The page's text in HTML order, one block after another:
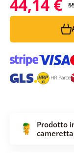
44,14 €
Prodotto